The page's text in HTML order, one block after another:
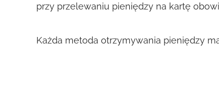
przy przelewaniu pieniędzy na kartę
Każda metoda otrzymywania pieniędzy